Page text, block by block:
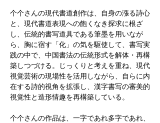
个个さんの現代書道創作は、自身の漲る詩心
と、現代書道表現への飽くなき探求に根ざ
し、伝統的書写道具である筆墨を用いなが
ら、胸に宿す「化」の気を駆使して、書写実
践の中で、中国書法の伝統形式を解体・再構
築しつづける。じっくりと考えを重ね、現代
視覚芸術の現場性を活用しながら、自らに内
在する詩的視角を拡張し、漢字書写の審美的
視覚性と造形情趣を再構築している。
个个さんの作品は、一字であれ多字であれ、